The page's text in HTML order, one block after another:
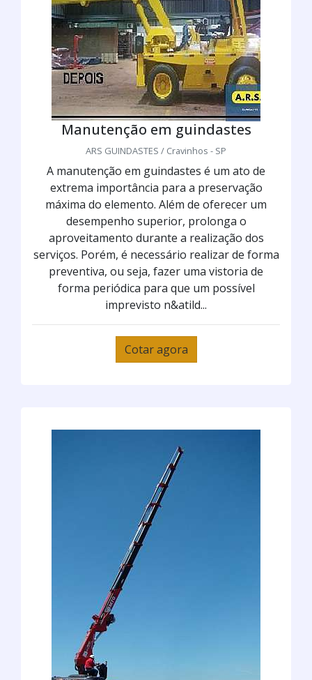
Manutenção em guindastes
ARS GUINDASTES / Cravinhos - SP
A manutenção em guindastes é um ato de
extrema importância para a preservação
máxima do elemento. Além de oferecer um
desempenho superior, prolonga o
aproveitamento durante a realização dos
serviços. Porém, é necessário realizar de forma
preventiva, ou seja, fazer uma vistoria de
forma periódica para que um possível
imprevisto n&atild...
Cotar agora